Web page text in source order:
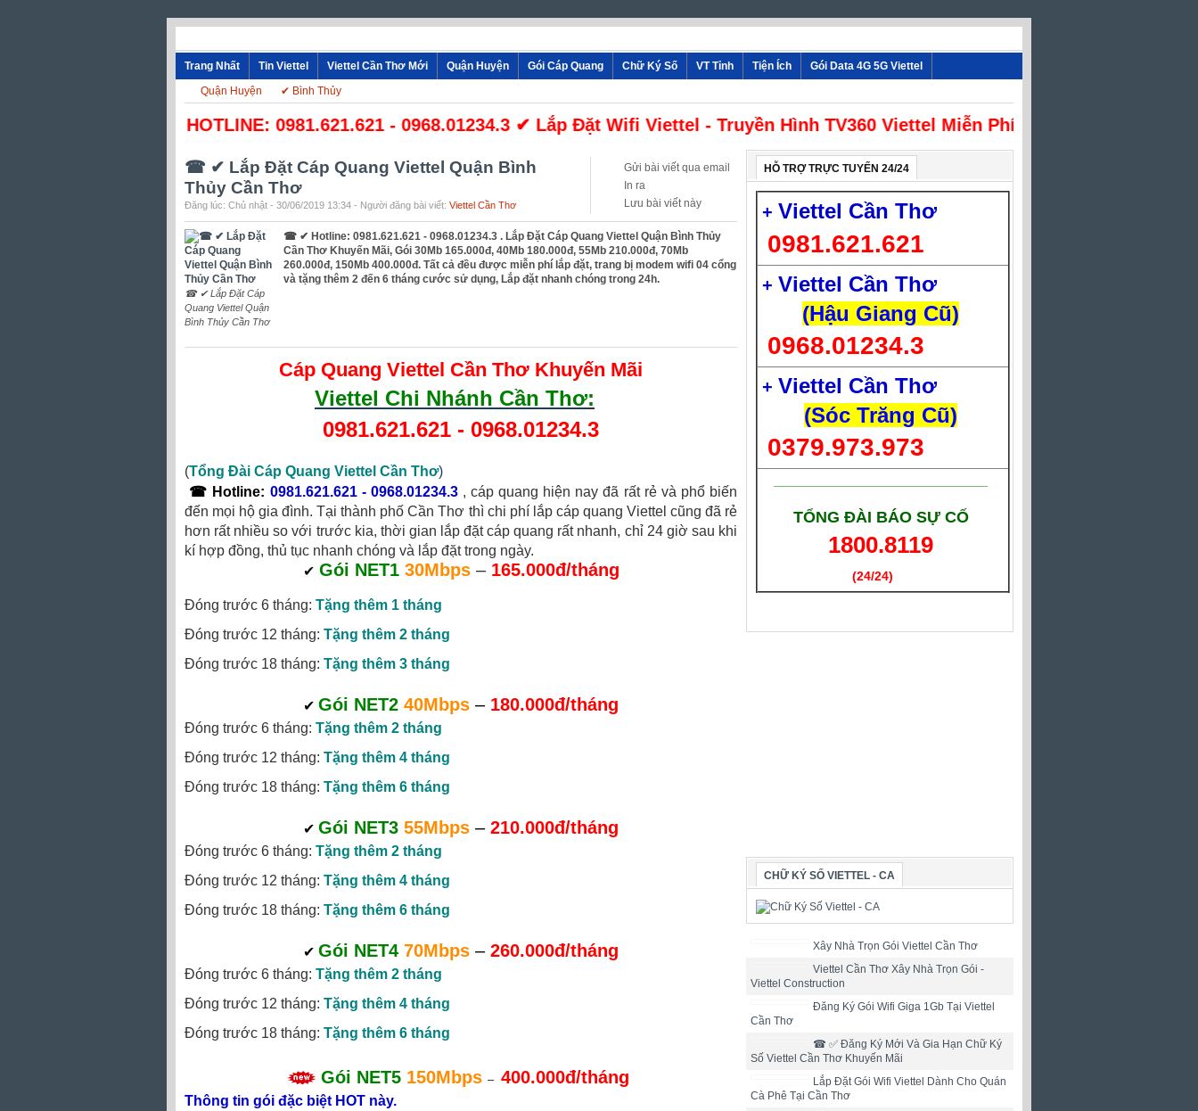
Trang Nhất Tin Viettel Viettel Cần Thơ Mới Quận Huyện Gói Cáp Quang Chữ Ký Số VT Tỉnh Tiện Ích
Gói Data 4G 5G Viettel
Quận Huyện
✔ Bình Thủy
☎ HOTLINE: 0981.621.621 - 0968.01234.3 ✔ Lắp Đặt Wifi Viettel - Truyền Hình TV360 Viettel Miễn Phí
Gửi bài viết qua email
In ra
Lưu bài viết này
☎ ✔‎ Lắp Đặt Cáp Quang Viettel Quận Bình
Thủy Cần Thơ
Đăng lúc: Chủ nhật - 30/06/2019 13:34 - Người đăng bài viết: Viettel Cần Thơ
☎ ✔‎ Lắp Đặt Cáp
Quang Viettel Quận
Bình Thủy Cần Thơ
☎ ✔ Hotline: 0981.621.621 - 0968.01234.3 . Lắp Đặt Cáp Quang Viettel Quận Bình Thủy
Cần Thơ Khuyến Mãi, Gói 30Mb 165.000đ, 40Mb 180.000đ, 55Mb 210.000đ, 70Mb
260.000đ, 150Mb 400.000đ. Tất cả đều được miễn phí lắp đặt, trang bị modem wifi 04 cổng
và tặng thêm 2 đến 6 tháng cước sử dụng, Lắp đặt nhanh chóng trong 24h.
Cáp Quang Viettel Cần Thơ Khuyến Mãi
Viettel Chi Nhánh Cần Thơ:
0981.621.621 - 0968.01234.3
(Tổng Đài Cáp Quang Viettel Cần Thơ)
☎ Hotline: 0981.621.621- 0968.01234.3 , cáp quang hiện nay đã rất rẻ và phổ biến
đến mọi hộ gia đình. Tại thành phố Cần Thơ thì chi phí lắp cáp quang Viettel cũng đã rẻ
hơn rất nhiều so với trước kia, thời gian lắp đặt cáp quang rất nhanh, chỉ 24 giờ sau khi
kí hợp đồng, thủ tục nhanh chóng và lắp đặt trong ngày.
✔ Gói NET1 30Mbps – 165.000đ/tháng
Đóng trước 6 tháng: Tặng thêm 1 tháng
Đóng trước 12 tháng: Tặng thêm 2 tháng
Đóng trước 18 tháng: Tặng thêm 3 tháng
✔ Gói NET2 40Mbps – 180.000đ/tháng
Đóng trước 6 tháng: Tặng thêm 2 tháng
Đóng trước 12 tháng: Tặng thêm 4 tháng
Đóng trước 18 tháng: Tặng thêm 6 tháng
✔ Gói NET3 55Mbps – 210.000đ/tháng
Đóng trước 6 tháng: Tặng thêm 2 tháng
Đóng trước 12 tháng: Tặng thêm 4 tháng
Đóng trước 18 tháng: Tặng thêm 6 tháng
✔ Gói NET4 70Mbps – 260.000đ/tháng
Đóng trước 6 tháng: Tặng thêm 2 tháng
Đóng trước 12 tháng: Tặng thêm 4 tháng
Đóng trước 18 tháng: Tặng thêm 6 tháng
Gói NET5 150Mbps – 400.000đ/tháng
Thông tin gói đặc biệt HOT này.
HỖ TRỢ TRỰC TUYẾN 24/24
+ Viettel Cần Thơ
0981.621.621
+ Viettel Cần Thơ
(Hậu Giang Cũ)
0968.01234.3
+ Viettel Cần Thơ
(Sóc Trăng Cũ)
0379.973.973
TỔNG ĐÀI BÁO SỰ CỐ
1800.8119
(24/24)
CHỮ KÝ SỐ VIETTEL - CA
Xây Nhà Trọn Gói Viettel Cần Thơ
Viettel Cần Thơ Xây Nhà Trọn Gói -
Viettel Construction
Đăng Ký Gói Wifi Giga 1Gb Tại Viettel
Cần Thơ
☎ ✅‎ Đăng Ký Mới Và Gia Hạn Chữ Ký
Số Viettel Cần Thơ Khuyến Mãi
Lắp Đặt Gói Wifi Viettel Dành Cho Quán
Cà Phê Tại Cần Thơ